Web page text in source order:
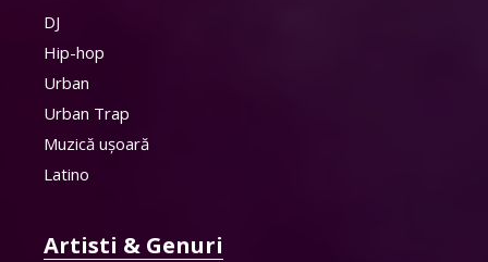
DJ
Hip-hop
Urban
Urban Trap
Muzică ușoară
Latino
Artisti & Genuri